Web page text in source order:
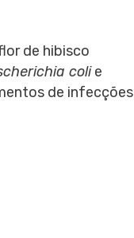
de hibisco
colie
de infecções